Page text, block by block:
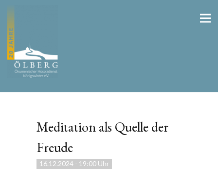
Meditation als Quelle der
Freude
16.12.2024- 19:00 Uhr